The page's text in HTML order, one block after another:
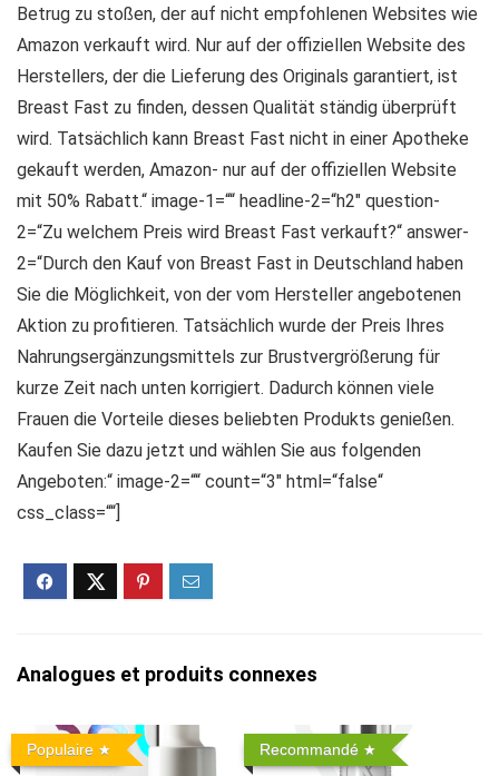
Betrug zu stoßen, der auf nicht empfohlenen Websites wie
Amazon verkauft wird. Nur auf der offiziellen Website des
Herstellers, der die Lieferung des Originals garantiert, ist
Breast Fast zu finden, dessen Qualität ständig überprüft
wird. Tatsächlich kann Breast Fast nicht in einer Apotheke
gekauft werden, Amazon- nur auf der offiziellen Website
mit 50% Rabatt.“ image-1=““ headline-2=“h2″ question-
2=“Zu welchem ​​Preis wird Breast Fast verkauft?“ answer-
2=“Durch den Kauf von Breast Fast in Deutschland haben
Sie die Möglichkeit, von der vom Hersteller angebotenen
Aktion zu profitieren. Tatsächlich wurde der Preis Ihres
Nahrungsergänzungsmittels zur Brustvergrößerung für
kurze Zeit nach unten korrigiert. Dadurch können viele
Frauen die Vorteile dieses beliebten Produkts genießen.
Kaufen Sie dazu jetzt und wählen Sie aus folgenden
Angeboten:“ image-2=““ count=“3″ html=“false“
css_class=““]
Analogues et produits connexes
Populaire Recommandé